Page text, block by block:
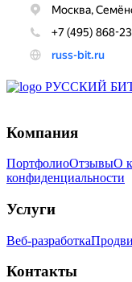
Компания
ПортфолиоОтзывыО
конфиденциальности
Услуги
Веб-разработка
Контакты